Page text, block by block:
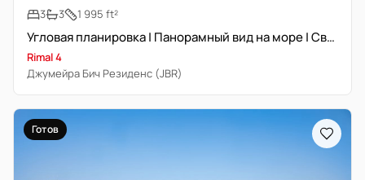
3
3 1 995 ft²
Угловая планировка | Панорамный вид на море | Свободна
Rimal 4
Джумейра Бич Резиденс (JBR)
Готов